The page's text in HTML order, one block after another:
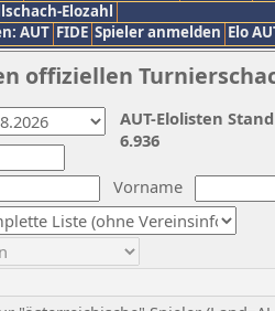
Elozahl
AUT FIDE Spieler anmelden Elo
offiziellen
Vorname
AUT-Elolisten
6.936